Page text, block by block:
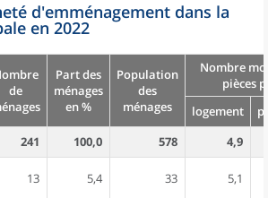
d'emménagement dans la
en 2022
de
Part des
ménages
en %
Population
des
ménages
Nombre
pièces
logement
241 100,0 578
4,9
13 5,4 33 5,1